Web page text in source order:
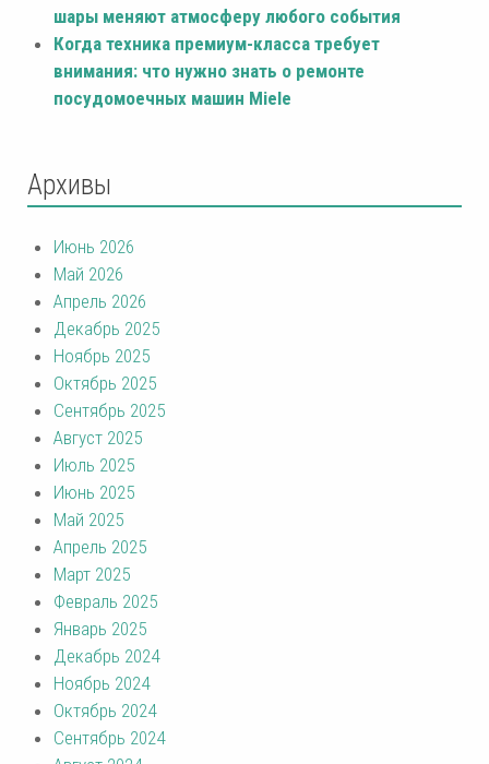
шары меняют атмосферу любого события
Когда техника премиум-класса требует
внимания: что нужно знать о ремонте
посудомоечных машин Miele
Архивы
Июнь 2026
Май 2026
Апрель 2026
Декабрь 2025
Ноябрь 2025
Октябрь 2025
Сентябрь 2025
Август 2025
Июль 2025
Июнь 2025
Май 2025
Апрель 2025
Март 2025
Февраль 2025
Январь 2025
Декабрь 2024
Ноябрь 2024
Октябрь 2024
Сентябрь 2024